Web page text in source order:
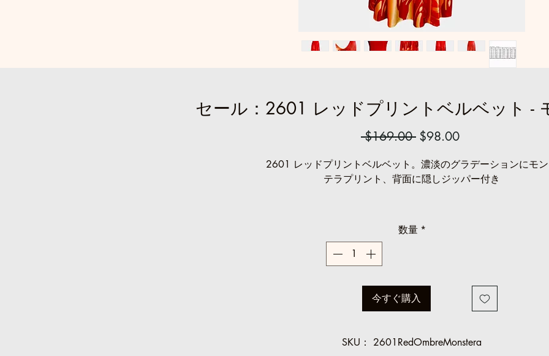
セール：2601 レッドプリントベルベット -
$169.00 通
価
格
$98.00セ
ル
価
2601 レッドプリントベルベット。濃淡のグラデーションにモ
テラプリント、背面に隠しジッパー付き
現在在庫あり、生地在庫終了
5 サイズ 1-2
数量 *
今すぐ購入
SKU： 2601RedOmbreMonstera